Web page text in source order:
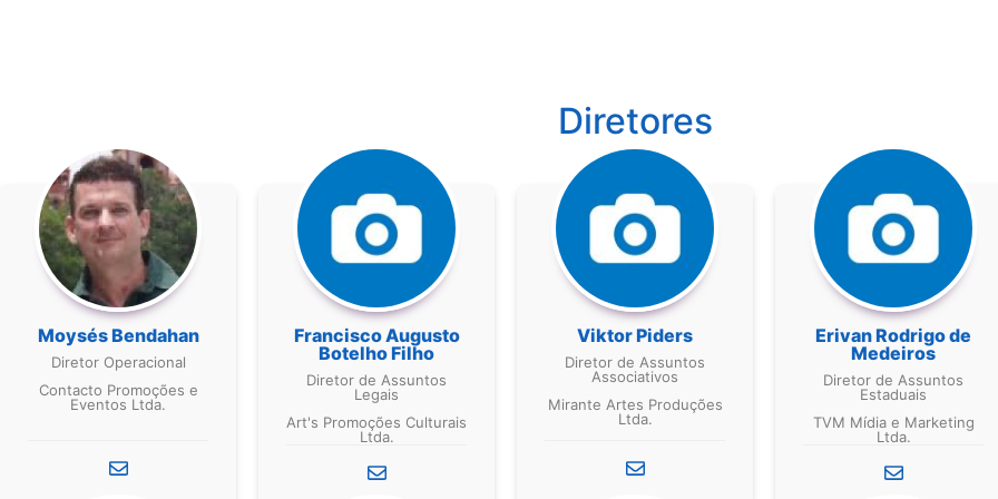
Diretores
Moysés Bendahan
Diretor Operacional
Contacto Promoções e
Eventos Ltda.
Francisco Augusto
Botelho Filho
Diretor de Assuntos
Legais
Art's Promoções Culturais
Ltda.
Viktor Piders
Diretor de Assuntos
Associativos
Mirante Artes Produções
Ltda.
Erivan Rodrigo de
Medeiros
Diretor de Assuntos
Estaduais
TVM Mídia e Marketing
Ltda.